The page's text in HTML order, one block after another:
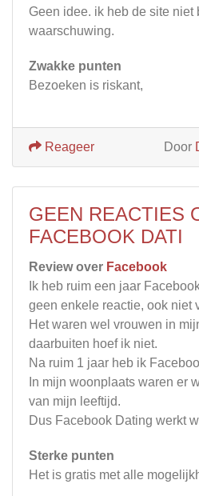
Geen idee. ik heb de site niet
waarschuwing.
Zwakke punten
Bezoeken is riskant,
Door
Reageer
GEEN REACTIES
FACEBOOK DATI
Review over Facebook
Ik heb ruim een jaar
geen enkele reactie, ook niet
Het waren wel vrouwen in
daarbuiten hoef ik niet.
Na ruim 1 jaar heb ik
In mijn woonplaats waren er
van mijn leeftijd.
Dus Facebook Dating werkt
Sterke punten
Het is gratis met alle